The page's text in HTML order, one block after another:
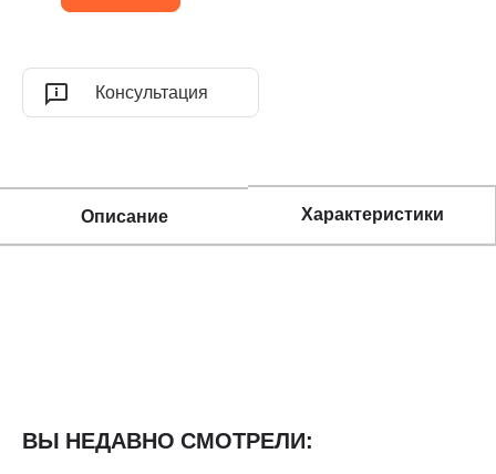
Консультация
Описание Характеристики
ВЫ НЕДАВНО СМОТРЕЛИ: